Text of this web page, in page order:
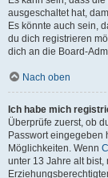
ausgeschaltet hat,
Es könnte auch sein,
du dich registrieren
dich an die Board-
Nach oben
Ich habe mich
Überprüfe zuerst, ob
Passwort eingegeben
Möglichkeiten. Wenn
unter 13 Jahre alt